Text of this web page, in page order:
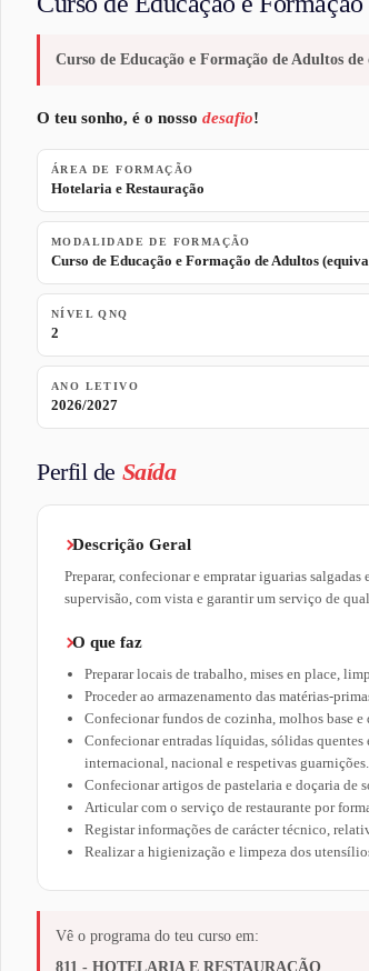
Curso de Educação e Formação de Adultos
O teu sonho, é o nosso desafio!
ÁREA DE FORMAÇÃO
Hotelaria e Restauração
MODALIDADE DE FORMAÇÃO
Curso de Educação e Formação de Adultos
NÍVEL QNQ
2
ANO LETIVO
2026/2027
Perfil de Saída
Descrição Geral
Preparar, confecionar e empratar iguarias
supervisão, com vista e garantir um serviço de
O que faz
Preparar locais de trabalho, mises en place,
Proceder ao armazenamento das matérias-
Confecionar fundos de cozinha, molhos base e
Confecionar entradas líquidas, sólidas quentes
internacional, nacional e respetivas guarnições.
Confecionar artigos de pastelaria e doçaria de
Articular com o serviço de restaurante por
Registar informações de carácter técnico,
Realizar a higienização e limpeza dos
Vê o programa do teu curso em:
811 - HOTELARIA E RESTAURAÇÃO